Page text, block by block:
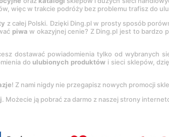
więc w trakcie podróży bez problemu trafisz do
z całej Polski. Dzięki Ding.pl w prosty sposób
piwa w okazyjnej cenie? Z Ding.pl jest to bardzo
dostawać powiadomienia tylko od wybranych
do ulubionych produktów i sieci sklepów,
! Z nami nigdy nie przegapisz nowych promocji
. Możecie ją pobrać za darmo z naszej strony